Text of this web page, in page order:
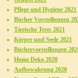
Pflege und Hygiene 2021
Bücher Vorstellungen
Tierische Tests 2021
Körper und Seele 2021
Büchervorstellungen
Home Deko 2020
Aufbewahrung 2020